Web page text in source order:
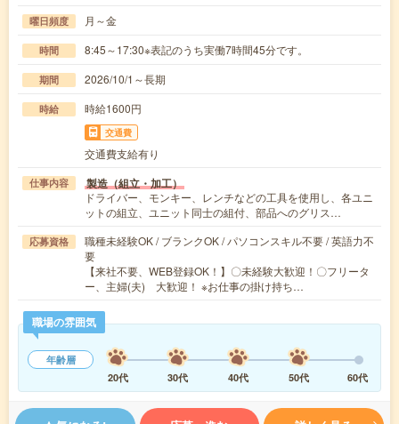
曜日頻度 月～金
時間 8:45～17:30※表記のうち実働7時間45分です。
期間 2026/10/1～長期
時給 時給1600円
交通費
交通費支給有り
仕事内容 製造（組立・加工）
ドライバー、モンキー、レンチなどの工具を使用し、各ユニ
ットの組立、ユニット同士の組付、部品へのグリス…
応募資格
職種未経験OK / ブランクOK / パソコンスキル不要 / 英語力不
要
【来社不要、WEB登録OK！】〇未経験大歓迎！〇フリータ
ー、主婦(夫) 大歓迎！ ※お仕事の掛け持ち…
職場の雰囲気
年齢層
20代
30代 40代 50代 60代